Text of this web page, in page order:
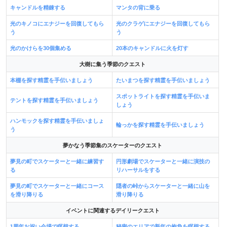
キャンドルを精錬する マンタの背に乗る
光のキノコにエナジーを回復してもら
う
光のクラゲにエナジーを回復してもら
う
光のかけらを30個集める 20本のキャンドルに火を灯す
大樹に集う季節のクエスト
本棚を探す精霊を手伝いましょう たいまつを探す精霊を手伝いましょう
テントを探す精霊を手伝いましょう
スポットライトを探す精霊を手伝いま
しょう
ハンモックを探す精霊を手伝いましょ
う
輪っかを探す精霊を手伝いましょう
夢かなう季節集のスケーターのクエスト
夢見の町でスケーターと一緒に練習す
る
円形劇場でスケーターと一緒に演技の
リハーサルをする
夢見の町でスケーターと一緒にコース
を滑り降りる
隠者の峠からスケーターと一緒に山を
滑り降りる
イベントに関連するデイリークエスト